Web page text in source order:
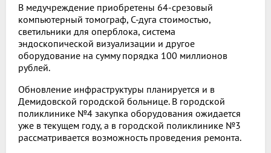
В медучреждение приобретены 64-срезовый
компьютерный томограф, С-дуга стоимостью,
светильники для оперблока, система
эндоскопической визуализации и другое
оборудование на сумму порядка 100 миллионов
рублей.
Обновление инфраструктуры планируется и в
Демидовской городской больнице. В городской
поликлинике №4 закупка оборудования ожидается
уже в текущем году, а в городской поликлинике №3
рассматривается возможность проведения ремонта.